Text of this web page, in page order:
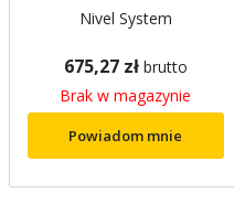
Nivel System
675,27 zł brutto
Brak w magazynie
Powiadom mnie